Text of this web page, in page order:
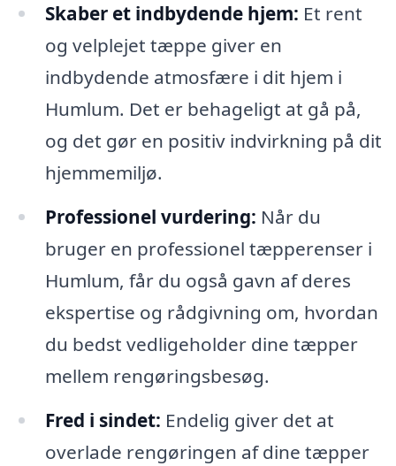
Skaber et indbydende hjem: Et rent
og velplejet tæppe giver en
indbydende atmosfære i dit hjem i
Humlum. Det er behageligt at gå på,
og det gør en positiv indvirkning på dit
hjemmemiljø.
Professionel vurdering: Når du
bruger en professionel tæpperenser i
Humlum, får du også gavn af deres
ekspertise og rådgivning om, hvordan
du bedst vedligeholder dine tæpper
mellem rengøringsbesøg.
Fred i sindet: Endelig giver det at
overlade rengøringen af dine tæpper